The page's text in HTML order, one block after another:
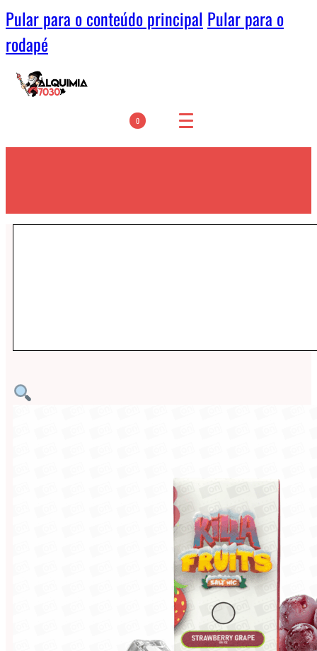
Pular para o conteúdo principal Pular para o
rodapé
0